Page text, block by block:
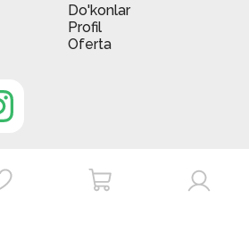
Do'konlar
Profil
Oferta